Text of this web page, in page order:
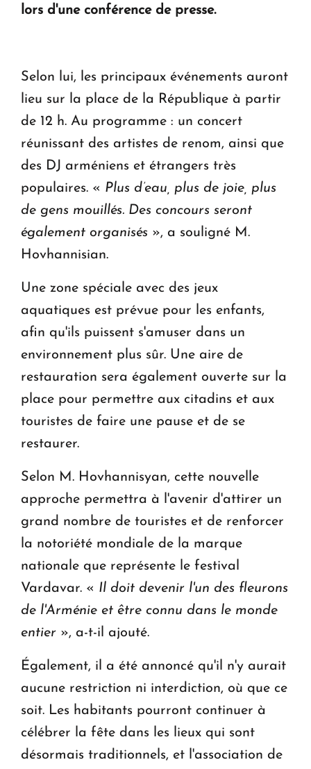
ouvrira ses portes à Dilijan
lors d'une conférence de presse.
Selon lui, les principaux événements auront
lieu sur la place de la République à partir
de 12 h. Au programme : un concert
réunissant des artistes de renom, ainsi que
des DJ arméniens et étrangers très
populaires. « Plus d’eau, plus de joie, plus
de gens mouillés. Des concours seront
également organisés », a souligné M.
Hovhannisian.
Une zone spéciale avec des jeux
aquatiques est prévue pour les enfants,
afin qu'ils puissent s'amuser dans un
environnement plus sûr. Une aire de
restauration sera également ouverte sur la
place pour permettre aux citadins et aux
touristes de faire une pause et de se
restaurer.
Selon M. Hovhannisyan, cette nouvelle
approche permettra à l'avenir d'attirer un
grand nombre de touristes et de renforcer
la notoriété mondiale de la marque
nationale que représente le festival
Vardavar. « Il doit devenir l'un des fleurons
de l'Arménie et être connu dans le monde
entier », a-t-il ajouté.
Également, il a été annoncé qu'il n'y aurait
aucune restriction ni interdiction, où que ce
soit. Les habitants pourront continuer à
célébrer la fête dans les lieux qui sont
désormais traditionnels, et l'association de